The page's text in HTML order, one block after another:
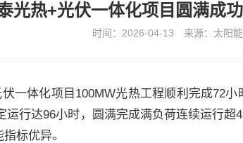
光热+光伏一体化项目圆满成
时间：2026-04-13 来源：太阳
一体化项目100MW光热工程顺利完成72
行达96小时，圆满完成满负荷连续运行
标优异。